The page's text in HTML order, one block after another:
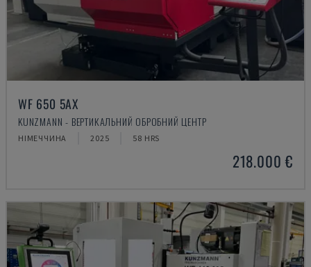
WF 650 5AX
KUNZMANN - ВЕРТИКАЛЬНИЙ ОБРОБНИЙ ЦЕНТР
НІМЕЧЧИНА 2025 58 HRS
218.000 €